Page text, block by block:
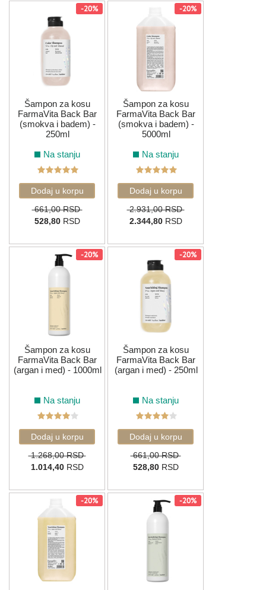
Prelistajte našu ponudu i pronađite savršenu opremu ili
kozmetiku za sebe ili svoj salon.
Srećna kupovina!
-20%
Šampon za kosu
FarmaVita Back Bar
(smokva i badem) -
250ml
Na stanju
661,00 RSD
528,80RSD
-20%
Šampon za kosu
FarmaVita Back Bar
(smokva i badem) -
5000ml
Na stanju
2.931,00 RSD
2.344,80RSD
-20%
Šampon za kosu
FarmaVita Back Bar
(argan i med) - 1000ml
Na stanju
1.268,00 RSD
1.014,40RSD
-20%
Šampon za kosu
FarmaVita Back Bar
(argan i med) - 250ml
Na stanju
661,00 RSD
528,80RSD
-20% -20%